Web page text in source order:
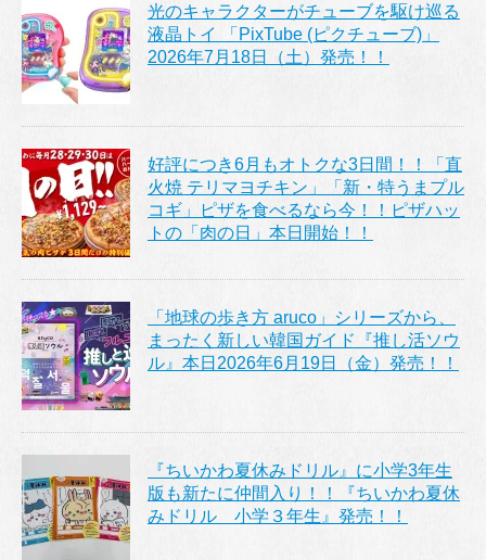
光のキャラクターがチューブを駆け巡る
液晶トイ 「PixTube (ピクチューブ)」
2026年7月18日（土）発売！！
好評につき6月もオトクな3日間！！「直
火焼 テリマヨチキン」「新・特うまプル
コギ」ピザを食べるなら今！！ピザハッ
トの「肉の日」本日開始！！
「地球の歩き方 aruco」シリーズから、
まったく新しい韓国ガイド『推し活ソウ
ル』本日2026年6月19日（金）発売！！
『ちいかわ夏休みドリル』に小学3年生
版も新たに仲間入り！！『ちいかわ夏休
みドリル 小学３年生』発売！！